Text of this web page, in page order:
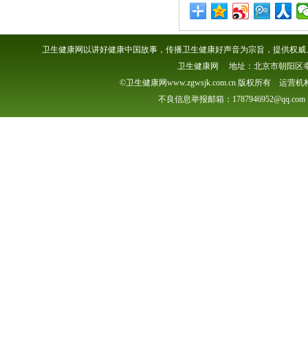
卫生健康网以讲好健康中国故事，传播卫生健康好声音为宗旨，提供权
卫生健康网 地址：北京市朝阳区
©卫生健康网www.zgwsjk.com.cn 版权所有 运营
不良信息举报邮箱：